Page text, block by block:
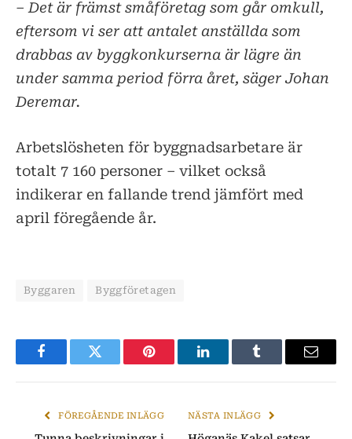
– Det är främst småföretag som går omkull,
eftersom vi ser att antalet anställda som
drabbas av byggkonkurserna är lägre än
under samma period förra året, säger Johan
Deremar.
Arbetslösheten för byggnadsarbetare är
totalt 7 160 personer – vilket också
indikerar en fallande trend jämfört med
april föregående år.
Byggaren Byggföretagen
FacebookTwitter Pinterest LinkedInTumblr
E-
FÖREGÅENDE INLÄGG NÄSTA INLÄGG